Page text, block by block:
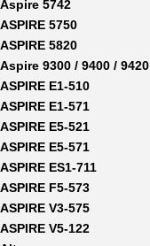
Aspire 5742
ASPIRE 5750
ASPIRE 5820
Aspire 9300 / 9400 / 9420
ASPIRE E1-510
ASPIRE E1-571
ASPIRE E5-521
ASPIRE E5-571
ASPIRE ES1-711
ASPIRE F5-573
ASPIRE V3-575
ASPIRE V5-122